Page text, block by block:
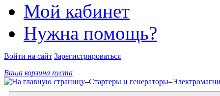
Мой кабинет
Нужна помощь?
Войти на сайт Зарегистрироваться
Ваша корзина пуста
–Стартеры и генераторы–